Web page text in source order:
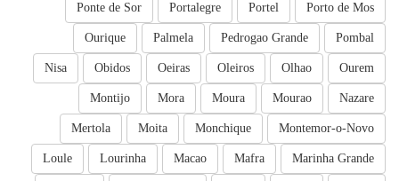
Porto de Mos
Portel
Portalegre
Ponte de Sor
Pombal
Pedrogao Grande
Palmela
Ourique
Ourem
Olhao
Oleiros
Oeiras
Obidos
Nisa
Nazare
Mourao
Moura
Mora
Montijo
Montemor-o-Novo
Monchique
Moita
Mertola
Marinha Grande
Mafra
Macao
Lourinha
Loule